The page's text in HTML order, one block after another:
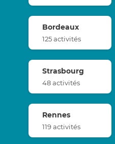
Bordeaux
125 activités
Strasbourg
48 activités
Rennes
119 activités